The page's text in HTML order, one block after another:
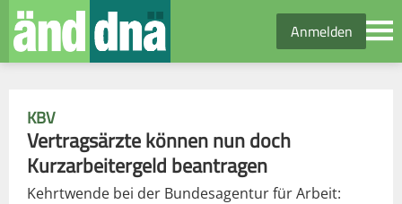
Anmelden
KBV
Vertragsärzte können nun doch
Kurzarbeitergeld beantragen
Kehrtwende bei der Bundesagentur für Arbeit: